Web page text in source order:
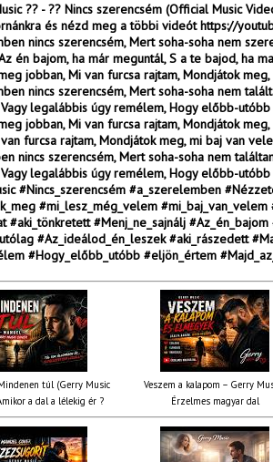
?? - ?? Nincs szerencsém (Official Music
és nézd meg a többi videót https://
nincs szerencsém, Mert soha-soha nem
én bajom, ha már meguntál, S a te bajod, ha
jobban, Mi van furcsa rajtam, Mondjátok
nincs szerencsém, Mert soha-soha nem
legalábbis úgy remélem, Hogy előbb-
jobban, Mi van furcsa rajtam, Mondjátok
furcsa rajtam, Mondjátok meg, mi baj van
nincs szerencsém, Mert soha-soha nem
legalábbis úgy remélem, Hogy előbb-
#Nincs_szerencsém #a_szerelemben
#mi_lesz_még_velem #mi_baj_van_velem
#aki_tönkretett #Menj_ne_sajnálj
#Az_ideálod_én_leszek #aki_rászedett
#Hogy_előbb_utóbb #eljön_értem
túl (Gerry Music
a dal a lélekig ér ?
Veszem a kalapom – Gerry
Érzelmes magyar dal